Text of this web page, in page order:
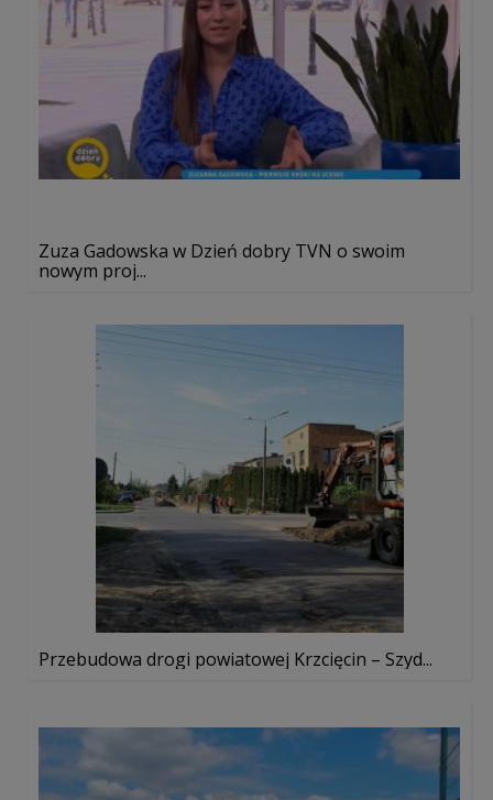
Zuza Gadowska w Dzień dobry TVN o swoim
nowym proj...
Przebudowa drogi powiatowej Krzcięcin – Szyd...